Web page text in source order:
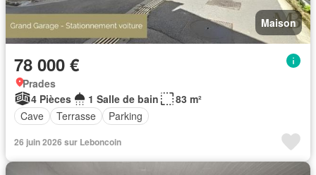
Maison
78 000 €
Prades
4 Pièces
1 Salle de bain
83 m²
Cave
Terrasse Parking
26 juin 2026 sur Leboncoin